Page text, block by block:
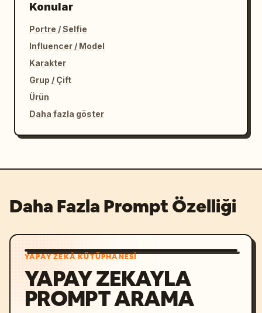
Konular
Portre / Selfie
Influencer / Model
Karakter
Grup / Çift
Ürün
Daha fazla göster
Daha Fazla Prompt Özelliği
YAPAY ZEKÂ KÜTÜPHANESI
YAPAY ZEKAYLA
PROMPT ARAMA